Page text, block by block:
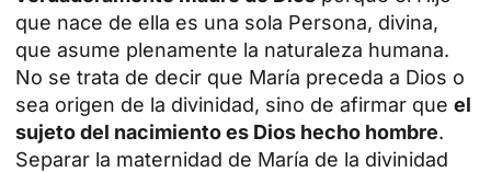
que nace de ella es una sola Persona, divina,
que asume plenamente la naturaleza humana.
No se trata de decir que María preceda a Dios o
sea origen de la divinidad, sino de afirmar que el
sujeto del nacimiento es Dios hecho hombre.
Separar la maternidad de María de la divinidad